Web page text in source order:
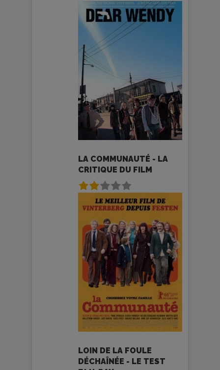
LA COMMUNAUTÉ - LA
CRITIQUE DU FILM
LOIN DE LA FOULE
DÉCHAÎNÉE - LE TEST